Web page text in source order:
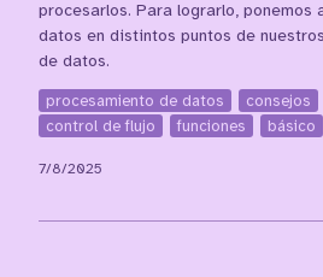
procesarlos. Para lograrlo, ponemos
datos en distintos puntos de
de datos.
procesamiento de datos consejos
control de flujo
funciones básico
7/8/2025